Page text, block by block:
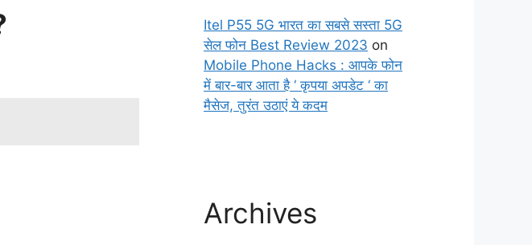
Itel P55 5G भारत का सबसे सस्ता 5G
सेल फोन Best Review 2023 on
Mobile Phone Hacks : आपके फोन
में बार-बार आता है ‘ कृपया अपडेट ‘ का
मैसेज, तुरंत उठाएं ये कदम
Archives